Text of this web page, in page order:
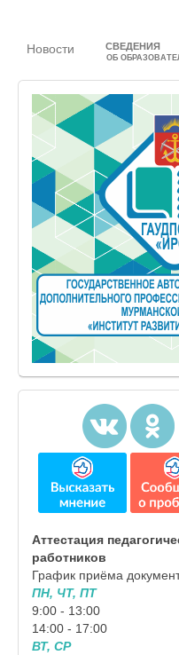
Новости СВЕДЕНИЯ
ОБ
Аттестация
работников
График приёма
ПН, ЧТ, ПТ
9:00 - 13:00
14:00 - 17:00
ВТ, СР